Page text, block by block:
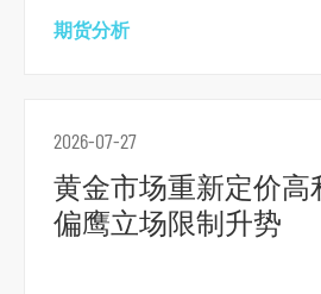
期货分析
2026-07-27
黄金市场重新定价高
偏鹰立场限制升势